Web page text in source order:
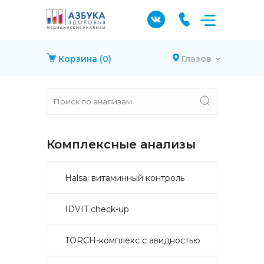
Корзина (0) Глазов
Комплексные анализы
Halsa: витаминный контроль
IDVIT check-up
TORCH-комплекс с авидностью